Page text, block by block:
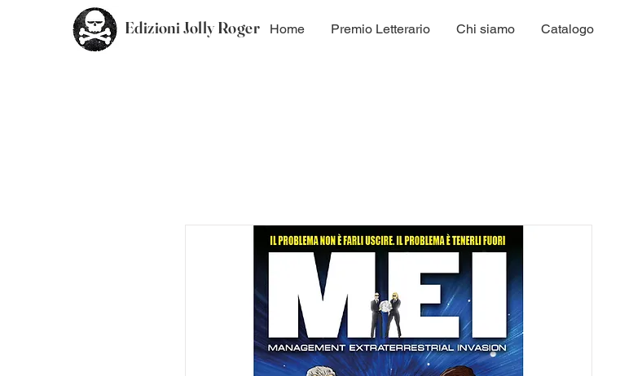
Edizioni Jolly Roger Home Premio Letterario Chi siamo Catalogo